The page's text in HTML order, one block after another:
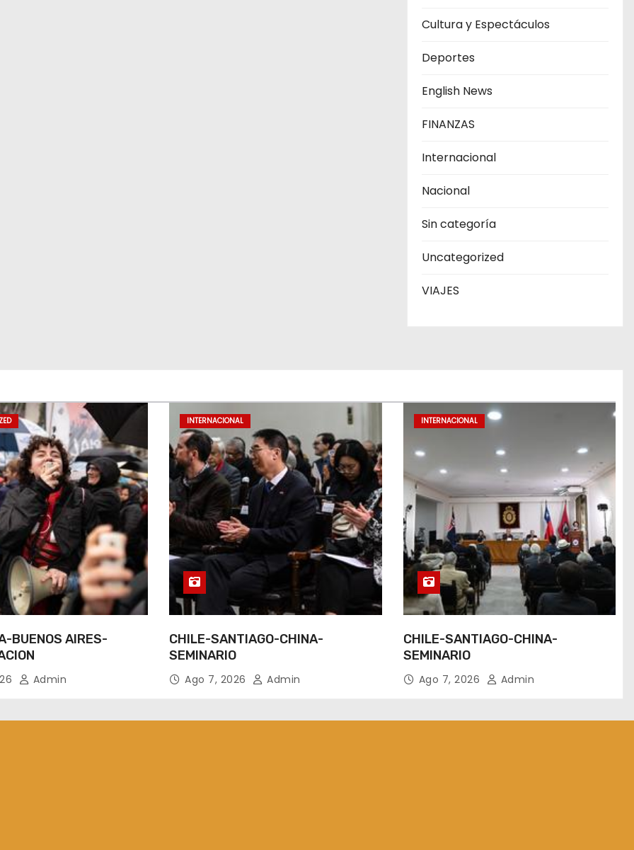
Cultura y Espectáculos
Deportes
English News
FINANZAS
Internacional
Nacional
Sin categoría
Uncategorized
VIAJES
BUENOS AIRES-
Admin
INTERNACIONAL
CHILE-SANTIAGO-CHINA-
SEMINARIO
Ago 7, 2026 Admin
INTERNACIONAL
CHILE-SANTIAGO-CHINA-
SEMINARIO
Ago 7, 2026 Admin